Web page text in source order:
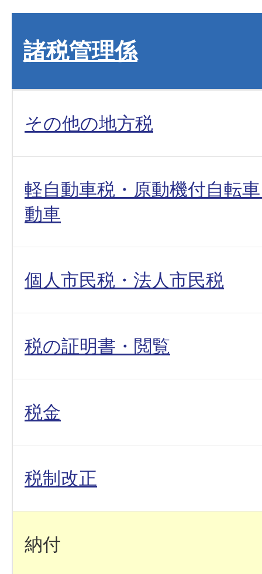
諸税管理係
その他の地方税
軽自動車税・原動機付自転
動車
個人市民税・法人市民税
税の証明書・閲覧
税金
税制改正
納付